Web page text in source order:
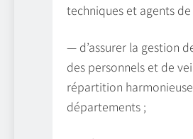
techniques et agents
— d’assurer la gestion
des personnels et de
répartition
départements ;